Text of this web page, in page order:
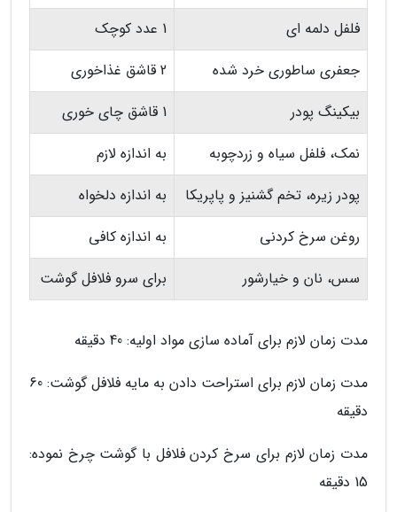
فلفل دلمه ای
1 عدد کوچک
جعفری ساطوری خرد شده
2 قاشق غذاخوری
بیکینگ پودر
1 قاشق چای خوری
نمک، فلفل سیاه و زردچوبه
به اندازه لازم
پودر زیره، تخم گشنیز و پاپریکا
به اندازه دلخواه
روغن سرخ کردنی
به اندازه کافی
سس، نان و خیارشور
برای سرو فلافل گوشت
مدت زمان لازم برای آماده سازی مواد اولیه: 40 دقیقه
مدت زمان لازم برای استراحت دادن به مایه فلافل گوشت: 60
دقیقه
مدت زمان لازم برای سرخ کردن فلافل با گوشت چرخ نموده:
15 دقیقه